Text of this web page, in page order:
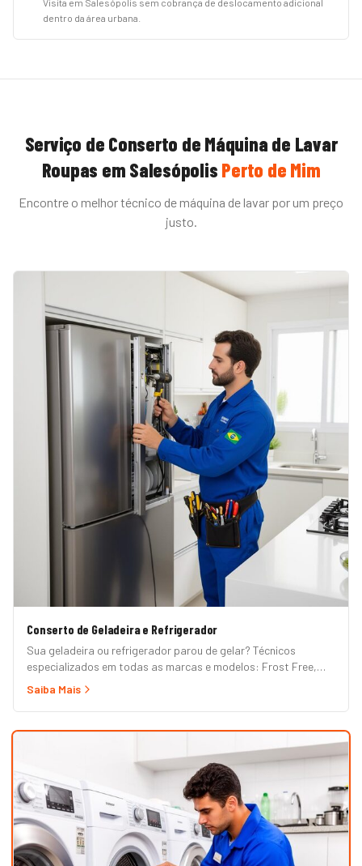
Visita em Salesópolis sem cobrança de deslocamento adicional
dentro da área urbana.
Serviço de Conserto de Máquina de Lavar
Roupas em Salesópolis Perto de Mim
Encontre o melhor técnico de máquina de lavar por um preço
justo.
Conserto de Geladeira e Refrigerador
Sua geladeira ou refrigerador parou de gelar? Técnicos
especializados em todas as marcas e modelos: Frost Free,
Duplex, Side by Side, French Door, Inverter e convencional.
Saiba Mais